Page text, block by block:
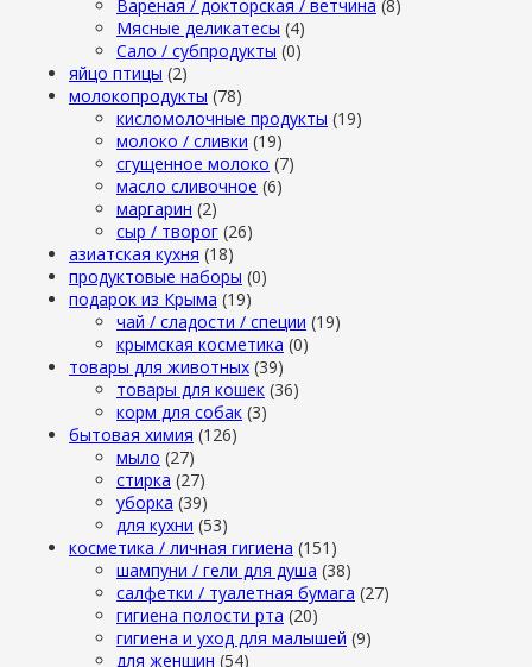
Вареная / докторская / ветчина (8)
Мясные деликатесы (4)
Сало / субпродукты (0)
яйцо птицы (2)
молокопродукты (78)
кисломолочные продукты (19)
молоко / сливки (19)
сгущенное молоко (7)
масло сливочное (6)
маргарин (2)
сыр / творог (26)
азиатская кухня (18)
продуктовые наборы (0)
подарок из Крыма (19)
чай / сладости / специи (19)
крымская косметика (0)
товары для животных (39)
товары для кошек (36)
корм для собак (3)
бытовая химия (126)
мыло (27)
стирка (27)
уборка (39)
для кухни (53)
косметика / личная гигиена (151)
шампуни / гели для душа (38)
салфетки / туалетная бумага (27)
гигиена полости рта (20)
гигиена и уход для малышей (9)
для женщин (54)